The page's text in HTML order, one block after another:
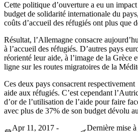
Cette politique d’ouverture a eu un
budget de solidarité internationale du
coûts d’accueil des réfugiés ont plus que
Résultat, l’Allemagne consacre
à l’accueil des réfugiés. D’autres pays
réorienté leur aide, à l’image de la Grèce
ligne sur les routes migratoires de la
Ces deux pays consacrent
aide aux réfugiés. C’est cependant
d’or de l’utilisation de l’aide pour faire
avec plus de 37% de son budget dévolu
Apr 11, 2017 -
Dernière mise